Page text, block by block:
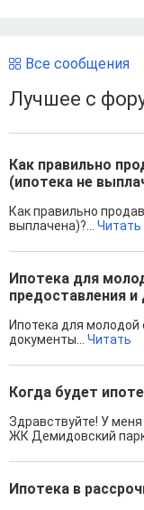
Все сообщения
Лучшее с
Как правильно
(ипотека не
Как правильно
выплачена)?... Читать
Ипотека для
предоставления
Ипотека для
документы... Читать
Когда будет
Здравствуйте! У
ЖК Демидовский парк
Ипотека в